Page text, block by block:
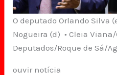
O deputado Orlando Silva
Nogueira (d) • Cleia
Deputados/Roque de Sá/
ouvir notícia